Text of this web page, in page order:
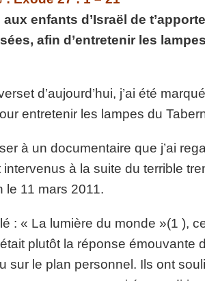
volume.
wp-
enfants d’Israël de
afin d’entretenir les
d’aujourd’hui, j’ai été
entretenir les lampes du
à un documentaire que j’ai
à la suite du terrible
le 11 mars 2011.
: « La lumière du monde »(1 ),
plutôt la réponse
sur le plan personnel. Ils ont